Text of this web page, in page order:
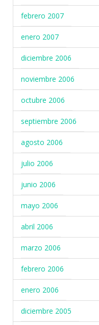
febrero 2007
enero 2007
diciembre 2006
noviembre 2006
octubre 2006
septiembre 2006
agosto 2006
julio 2006
junio 2006
mayo 2006
abril 2006
marzo 2006
febrero 2006
enero 2006
diciembre 2005